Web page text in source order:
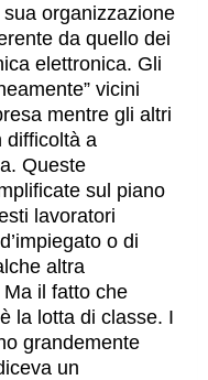
organizzazione
da quello dei
elettronica. Gli
vicini
mentre gli altri
difficoltà a
Queste
sul piano
lavoratori
o di
altra
Ma il fatto che
la lotta di classe. I
grandemente
un